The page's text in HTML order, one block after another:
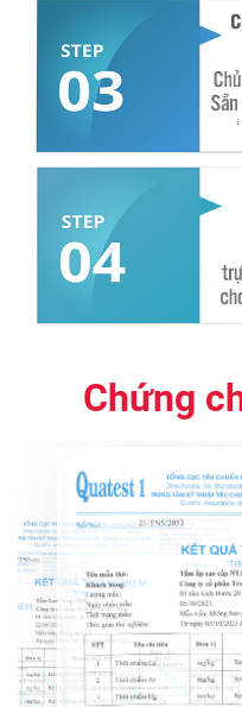
Chứng